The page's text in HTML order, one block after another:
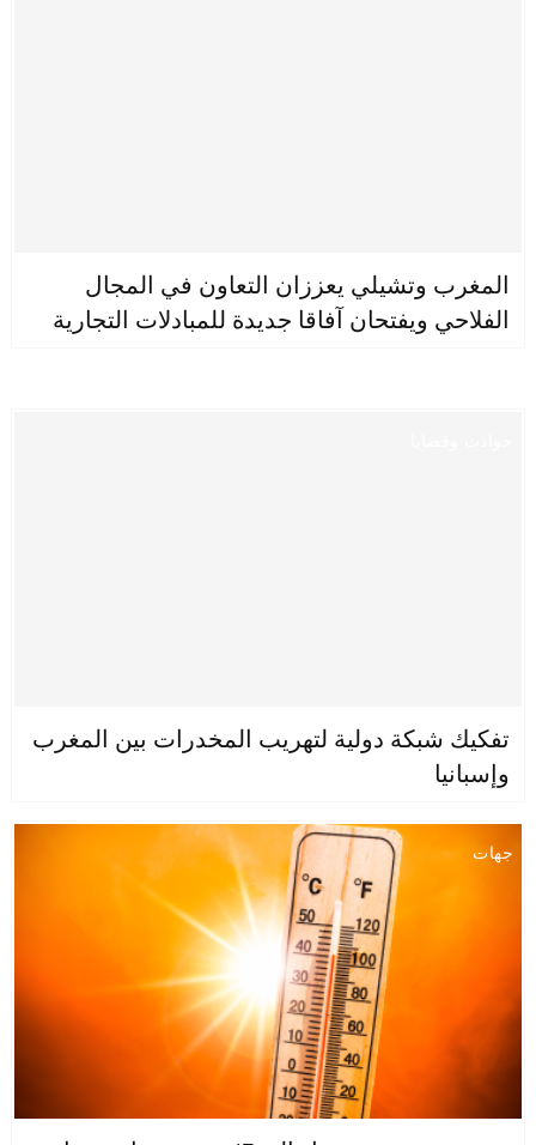
المغرب وتشيلي يعززان التعاون في المجال
الفلاحي ويفتحان آفاقا جديدة للمبادلات التجارية
تفكيك شبكة دولية لتهريب المخدرات بين المغرب
وإسبانيا
جهات